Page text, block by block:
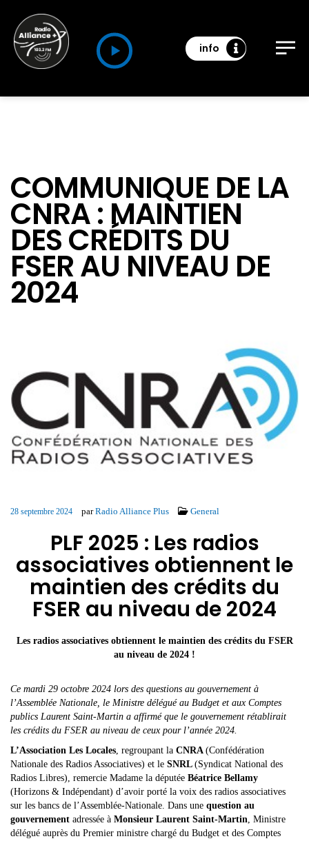
info
COMMUNIQUE DE LA
CNRA : MAINTIEN
DES CRÉDITS DU
FSER AU NIVEAU DE
2024
28 septembre 2024 parRadio Alliance Plus General
PLF 2025 : Les radios
associatives obtiennent le
maintien des crédits du
FSER au niveau de 2024
Les radios associatives obtiennent le maintien des crédits du FSER
au niveau de 2024 !
Ce mardi 29 octobre 2024 lors des questions au gouvernement à
l’Assemblée Nationale, le Ministre délégué au Budget et aux Comptes
publics Laurent Saint-Martin a affirmé que le gouvernement rétablirait
les crédits du FSER au niveau de ceux pour l’année 2024.
L’Association Les Locales, regroupant la CNRA (Confédération
Nationale des Radios Associatives) et le SNRL (Syndicat National des
Radios Libres), remercie Madame la députée Béatrice Bellamy
(Horizons & Indépendant) d’avoir porté la voix des radios associatives
sur les bancs de l’Assemblée-Nationale. Dans une question au
gouvernement adressée à Monsieur Laurent Saint-Martin, Ministre
délégué auprès du Premier ministre chargé du Budget et des Comptes